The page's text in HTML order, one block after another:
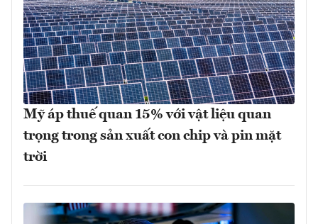
Mỹ áp thuế quan 15% với vật liệu quan
trọng trong sản xuất con chip và pin mặt
trời